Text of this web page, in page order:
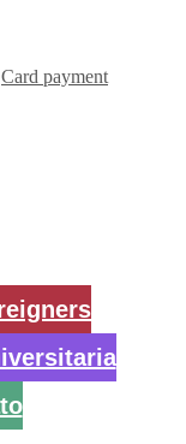
Card payment